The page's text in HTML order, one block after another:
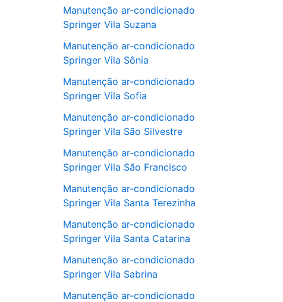
Manutenção ar-condicionado
Springer Vila Suzana
Manutenção ar-condicionado
Springer Vila Sônia
Manutenção ar-condicionado
Springer Vila Sofia
Manutenção ar-condicionado
Springer Vila São Silvestre
Manutenção ar-condicionado
Springer Vila São Francisco
Manutenção ar-condicionado
Springer Vila Santa Terezinha
Manutenção ar-condicionado
Springer Vila Santa Catarina
Manutenção ar-condicionado
Springer Vila Sabrina
Manutenção ar-condicionado